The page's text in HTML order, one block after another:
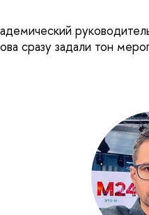
сразу задали тон